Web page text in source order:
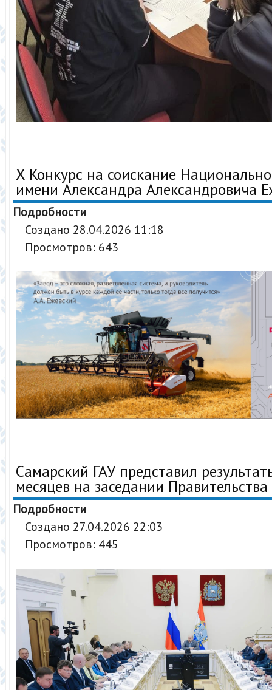
X Конкурс на соискание
имени Александра Александровича
Подробности
Создано 28.04.2026 11:18
Просмотров: 643
Самарский ГАУ представил
месяцев на заседании
Подробности
Создано 27.04.2026 22:03
Просмотров: 445